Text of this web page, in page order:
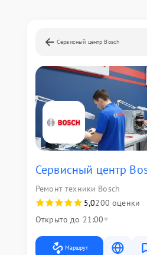
Сервисный центр Bosch
Сервисный центр
Ремонт техники Bosch
5,0200 оценки
Открыто до 21:00
Маршрут